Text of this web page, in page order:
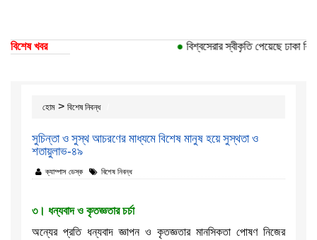
বিশেষ খবর বিশ্বসেরার স্বীকৃতি পেয়েছে ঢাকা
হোম > বিশেষ নিবন্ধ
সুচিন্তা ও সুস্থ আচরণের মাধ্যমে বিশেষ মানুষ হয়ে সুস্থতা ও
শতায়ুলাভ-৪৯
ক্যাম্পাস ডেস্ক বিশেষ নিবন্ধ
৩। ধন্যবাদ ও কৃতজ্ঞতার চর্চা
অন্যের প্রতি ধন্যবাদ জ্ঞাপন ও কৃতজ্ঞতার মানসিকতা পোষণ নিজের